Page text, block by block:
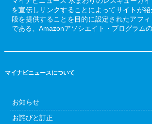
を宣伝しリンクすることによってサイトが
段を提供することを目的に設定されたアフ
である、Amazonアソシエイト・プログラムの
マイナビニュースについて
お知らせ
お詫びと訂正